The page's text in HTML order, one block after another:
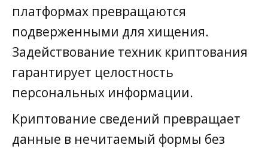
платформах превращаются
подверженными для хищения.
Задействование техник криптования
гарантирует целостность
персональных информации.
Криптование сведений превращает
данные в нечитаемый формы без